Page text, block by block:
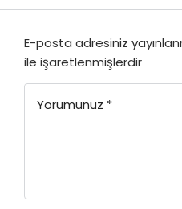
E-posta adresiniz
ile işaretlenmişlerdir
Yorumunuz *